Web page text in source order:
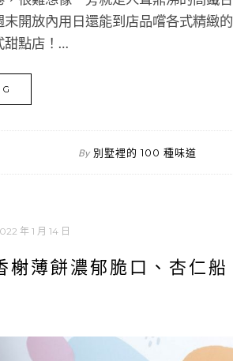
開放內用日還能到店品嚐各式精緻的
甜點店！…
By 別墅裡的 100 種味道
年 1 月 14 日
榭薄餅濃郁脆口、杏仁船